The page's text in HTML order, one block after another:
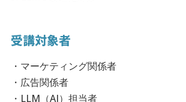
受講対象者
・マーケティング関係者
・広告関係者
・LLM（AI）担当者